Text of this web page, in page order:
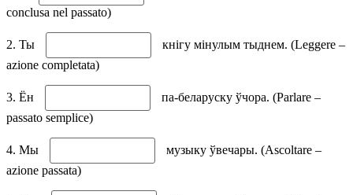
conclusa nel passato)
2. Ты
кнігу мінулым тыднем. (Leggere –
azione completata)
3. Ён
па-беларуску ўчора. (Parlare –
passato semplice)
4. Мы
музыку ўвечары. (Ascoltare –
azione passata)